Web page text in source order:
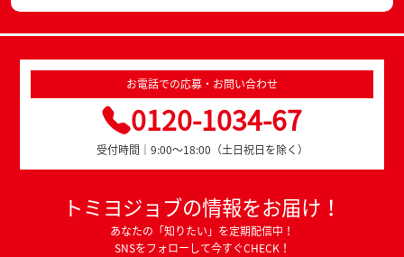
お電話での応募・お問い合わせ
0120-1034-67
受付時間｜9:00～18:00（土日祝日を除く）
トミヨジョブの情報をお届け！
あなたの「知りたい」を定期配信中！
SNSをフォローして今すぐCHECK！